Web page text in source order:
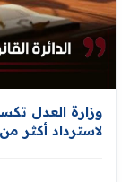
وزارة العدل
لاسترداد أكثر